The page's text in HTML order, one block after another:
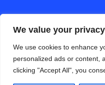
We value your privacy
We use cookies to enhance
personalized ads or content,
clicking "Accept All", you
ALAM PERTANIAN online